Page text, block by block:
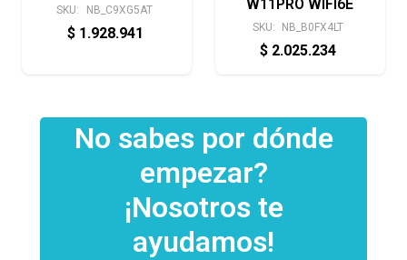
SKU: NB_C9XG5AT
$ 1.928.941
W11PRO WIFI6E
SKU: NB_B0FX4LT
$ 2.025.234
No sabes por dónde
empezar?
¡Nosotros te
ayudamos!